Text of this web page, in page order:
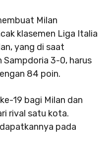
Milan
klasemen Liga Italia
yang di saat
Sampdoria 3-0, harus
84 poin.
19 bagi Milan dan
rival satu kota.
pada